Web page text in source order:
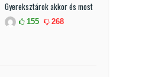
Gyereksztárok akkor és most
155 268